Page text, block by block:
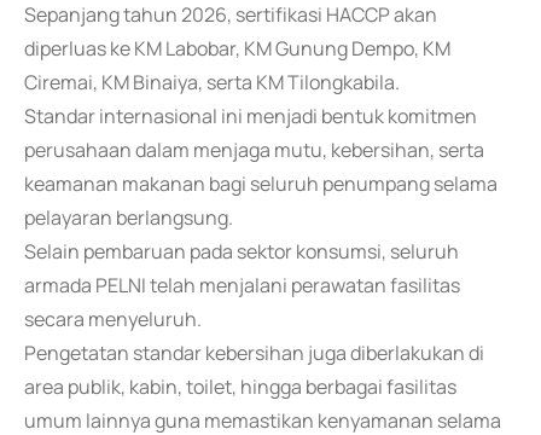
Sepanjang tahun 2026, sertifikasi HACCP akan
diperluas ke KM Labobar, KM Gunung Dempo, KM
Ciremai, KM Binaiya, serta KM Tilongkabila.
Standar internasional ini menjadi bentuk komitmen
perusahaan dalam menjaga mutu, kebersihan, serta
keamanan makanan bagi seluruh penumpang selama
pelayaran berlangsung.
Selain pembaruan pada sektor konsumsi, seluruh
armada PELNI telah menjalani perawatan fasilitas
secara menyeluruh.
Pengetatan standar kebersihan juga diberlakukan di
area publik, kabin, toilet, hingga berbagai fasilitas
umum lainnya guna memastikan kenyamanan selama